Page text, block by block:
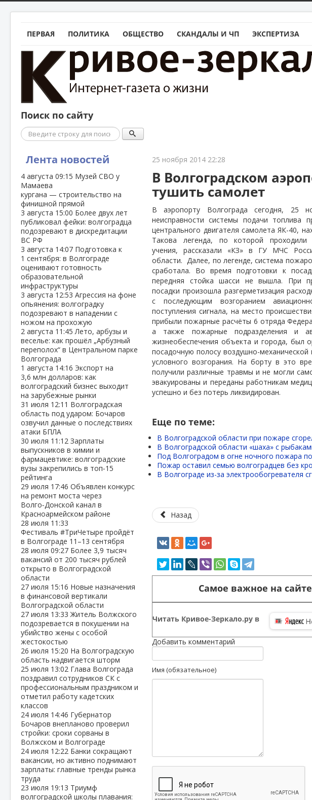
ПЕРВАЯ ПОЛИТИКА ОБЩЕСТВО СКАНДАЛЫ И ЧП ЭКСПЕРТИЗА
Поиск по сайту
Поиск
Лента новостей
4 августа 09:15 Музей СВО у
Мамаева
кургана — строительство на
финишной прямой
3 августа 15:00 Более двух лет
публиковал фейки: волгоградца
подозревают в дискредитации
ВС РФ
3 августа 14:07 Подготовка к
1 сентября: в Волгограде
оценивают готовность
образовательной
инфраструктуры
3 августа 12:53 Агрессия на фоне
опьянения: волгоградку
подозревают в нападении с
ножом на прохожую
2 августа 11:45Лето, арбузы и
веселье: как прошёл „Арбузный
переполох“ в Центральном парке
Волгограда
1 августа 14:16 Экспорт на
3,6 млн долларов: как
волгоградский бизнес выходит
на зарубежные рынки
31 июля 12:11 Волгоградская
область под ударом: Бочаров
озвучил данные о последствиях
атаки БПЛА
30 июля 11:12 Зарплаты
выпускников в химии и
фармацевтике: волгоградские
вузы закрепились в топ‑15
рейтинга
29 июля 17:46 Объявлен конкурс
на ремонт моста через
Волго‑Донской канал в
Красноармейском районе
28 июля 11:33
Фестиваль #ТриЧетыре пройдёт
в Волгограде 11–13 сентября
28 июля 09:27 Более 3,9 тысяч
вакансий от 200 тысяч рублей
открыто в Волгоградской
области
27 июля 15:16 Новые назначения
в финансовой вертикали
Волгоградской области
27 июля 13:33Житель Волжского
подозревается в покушении на
убийство жены с особой
жестокостью
26 июля 15:20 На Волгоградскую
область надвигается шторм
25 июля 13:02 Глава Волгограда
поздравил сотрудников СК с
профессиональным праздником и
отметил работу кадетских
классов
24 июля 14:46 Губернатор
Бочаров внепланово проверил
стройки: сроки сорваны в
Волжском и Волгограде
24 июля 12:22 Банки сокращают
вакансии, но активно поднимают
зарплаты: главные тренды рынка
труда
23 июля 19:13 Триумф
волгоградской школы плавания:
25 ноября 2014 22:28
В Волгоградском
тушить самолет
В аэропорту Волгограда сегодня, 25
неисправности системы подачи топлива
центрального двигателя самолета ЯК-40,
Такова легенда, по которой проходили
учения, рассказали «КЗ» в ГУ МЧС
области. Далее, по легенде, система
сработала. Во время подготовки к
передняя стойка шасси не вышла. При
посадки произошла разгерметизация
с последующим возгоранием
поступления сигнала, на место
прибыли пожарные расчёты 6 отряда
а также пожарные подразделения и
жизнеобеспечения объекта и города, был
посадочную полосу воздушно-
условного возгорания. На борту в это
получили различные травмы и не могли
эвакуированы и переданы работникам
успешно и без потерь ликвидирован.
Еще по теме:
В Волгоградской области при пожаре
В Волгоградской области «шаха» с
Под Волгоградом в огне ночного пожара
Пожар оставил семью волгоградцев без
В Волгограде из-за электрообогревателя
Назад
Самое важное на
Читать Кривое-Зеркало.ру в
Добавить комментарий
Имя (обязательное)